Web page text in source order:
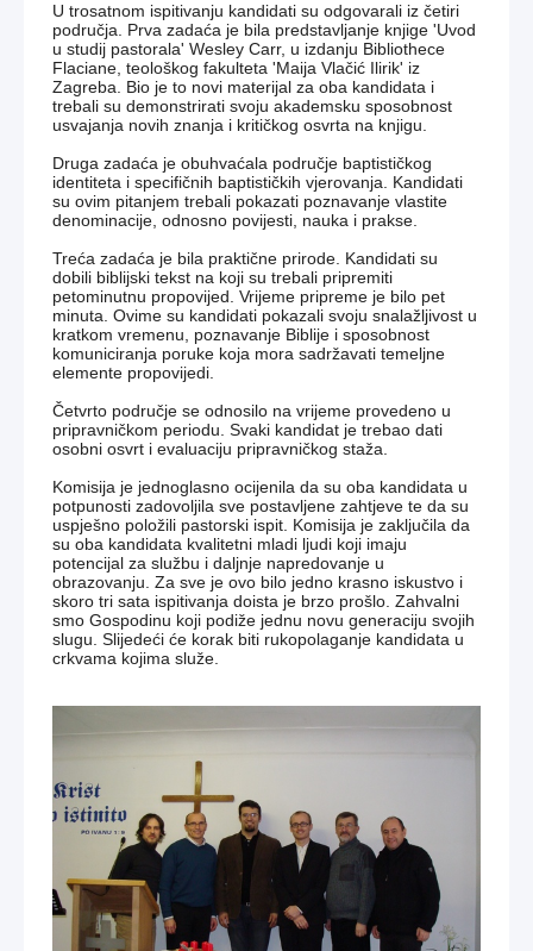
U trosatnom ispitivanju kandidati su odgovarali iz četiri
područja. Prva zadaća je bila predstavljanje knjige 'Uvod
u studij pastorala' Wesley Carr, u izdanju Bibliothece
Flaciane, teološkog fakulteta 'Maija Vlačić Ilirik' iz
Zagreba. Bio je to novi materijal za oba kandidata i
trebali su demonstrirati svoju akademsku sposobnost
usvajanja novih znanja i kritičkog osvrta na knjigu.
Druga zadaća je obuhvaćala područje baptističkog
identiteta i specifičnih baptističkih vjerovanja. Kandidati
su ovim pitanjem trebali pokazati poznavanje vlastite
denominacije, odnosno povijesti, nauka i prakse.
Treća zadaća je bila praktične prirode. Kandidati su
dobili biblijski tekst na koji su trebali pripremiti
petominutnu propovijed. Vrijeme pripreme je bilo pet
minuta. Ovime su kandidati pokazali svoju snalažljivost u
kratkom vremenu, poznavanje Biblije i sposobnost
komuniciranja poruke koja mora sadržavati temeljne
elemente propovijedi.
Četvrto područje se odnosilo na vrijeme provedeno u
pripravničkom periodu. Svaki kandidat je trebao dati
osobni osvrt i evaluaciju pripravničkog staža.
Komisija je jednoglasno ocijenila da su oba kandidata u
potpunosti zadovoljila sve postavljene zahtjeve te da su
uspješno položili pastorski ispit. Komisija je zaključila da
su oba kandidata kvalitetni mladi ljudi koji imaju
potencijal za službu i daljnje napredovanje u
obrazovanju. Za sve je ovo bilo jedno krasno iskustvo i
skoro tri sata ispitivanja doista je brzo prošlo. Zahvalni
smo Gospodinu koji podiže jednu novu generaciju svojih
slugu. Slijedeći će korak biti rukopolaganje kandidata u
crkvama kojima služe.